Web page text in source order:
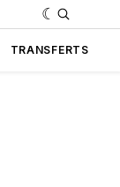
TRANSFERTS